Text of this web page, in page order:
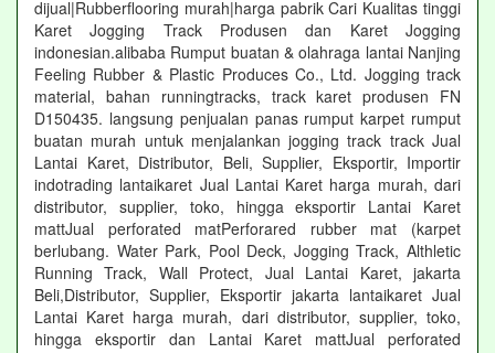
dijual|Rubberflooring murah|harga pabrik Cari Kualitas tinggi
Karet Jogging Track Produsen dan Karet Jogging
indonesian.alibaba Rumput buatan & olahraga lantai Nanjing
Feeling Rubber & Plastic Produces Co., Ltd. Jogging track
material, bahan runningtracks, track karet produsen FN
D150435. langsung penjualan panas rumput karpet rumput
buatan murah untuk menjalankan jogging track track Jual
Lantai Karet, Distributor, Beli, Supplier, Eksportir, Importir
indotrading lantaikaret Jual Lantai Karet harga murah, dari
distributor, supplier, toko, hingga eksportir Lantai Karet
mattJual perforated matPerforared rubber mat (karpet
berlubang. Water Park, Pool Deck, Jogging Track, Althletic
Running Track, Wall Protect, Jual Lantai Karet, jakarta
Beli,Distributor, Supplier, Eksportir jakarta lantaikaret Jual
Lantai Karet harga murah, dari distributor, supplier, toko,
hingga eksportir dan Lantai Karet mattJual perforated